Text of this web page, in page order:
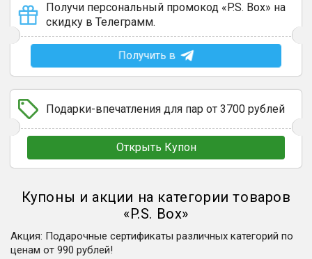
Получи персональный промокод «P.S. Box» на
скидку в Телеграмм.
Получить в
Подарки-впечатления для пар от 3700 рублей
Открыть Купон
Купоны и акции на категории товаров
«P.S. Box»
Акция: Подарочные сертификаты различных категорий по
ценам от 990 рублей!